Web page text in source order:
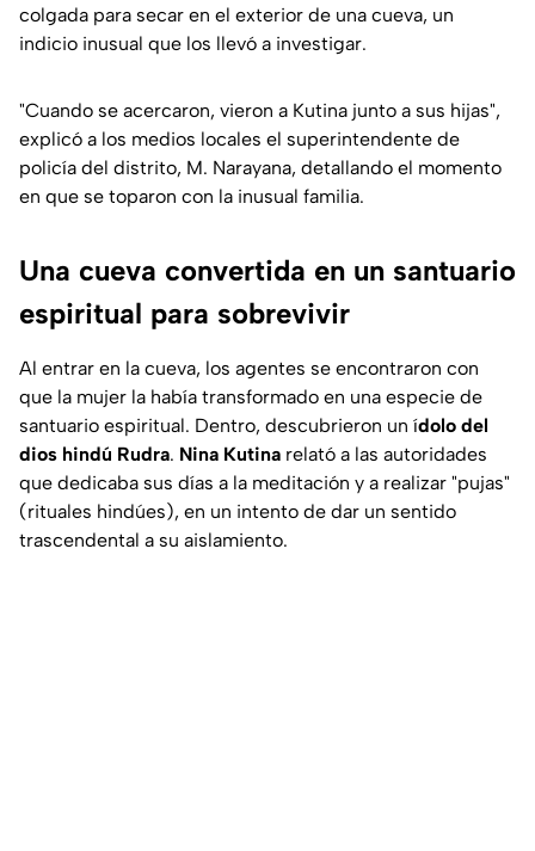
colgada para secar en el exterior de una cueva, un
indicio inusual que los llevó a investigar.
"Cuando se acercaron, vieron a Kutina junto a sus hijas",
explicó a los medios locales el superintendente de
policía del distrito, M. Narayana, detallando el momento
en que se toparon con la inusual familia.
Una cueva convertida en un santuario
espiritual para sobrevivir
Al entrar en la cueva, los agentes se encontraron con
que la mujer la había transformado en una especie de
santuario espiritual. Dentro, descubrieron un ídolo del
dios hindú Rudra. Nina Kutina relató a las autoridades
que dedicaba sus días a la meditación y a realizar "pujas"
(rituales hindúes), en un intento de dar un sentido
trascendental a su aislamiento.